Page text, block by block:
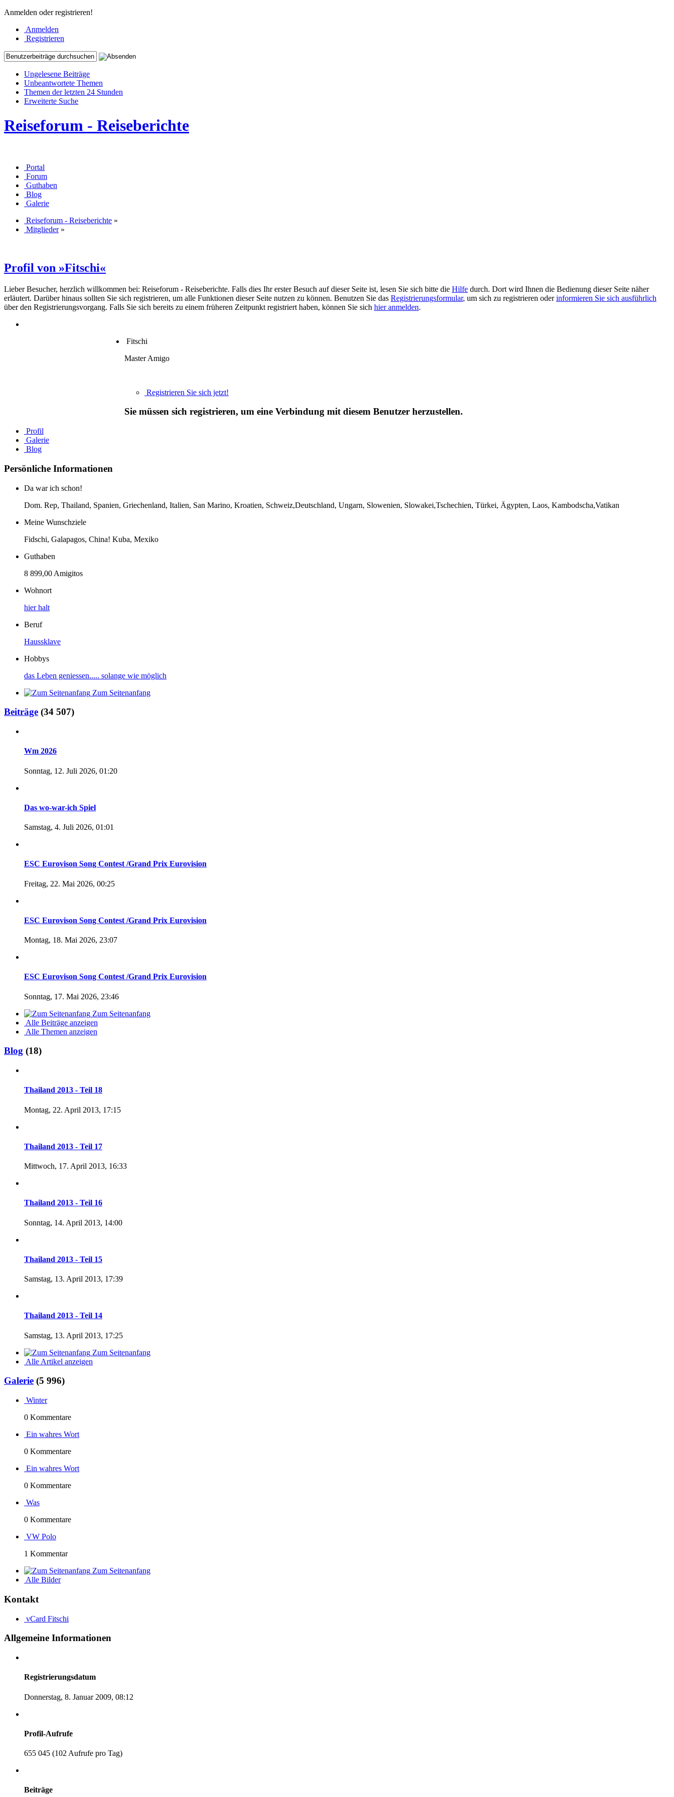
Anmelden oder registrieren!
Anmelden
Registrieren
Ungelesene Beiträge
Unbeantwortete Themen
Themen der letzten 24 Stunden
Erweiterte Suche
Reiseforum - Reiseberichte
Portal
Forum
Guthaben
Blog
Galerie
Reiseforum - Reiseberichte »
Mitglieder»
Profil von »Fitschi«
Lieber Besucher, herzlich willkommen bei: Reiseforum - Reiseberichte. Falls dies Ihr erster Besuch auf dieser Seite ist, lesen Sie sich bitte die Hilfe durch. Dort wird Ihnen die Bedienung dieser Seite näher
erläutert. Darüber hinaus sollten Sie sich registrieren, um alle Funktionen dieser Seite nutzen zu können. Benutzen Sie das Registrierungsformular, um sich zu registrieren oderinformieren Sie sich ausführlich
über den Registrierungsvorgang. Falls Sie sich bereits zu einem früheren Zeitpunkt registriert haben, können Sie sich hier anmelden.
Fitschi
Master Amigo
Registrieren Sie sich jetzt!
Sie müssen sich registrieren, um eine Verbindung mit diesem Benutzer herzustellen.
Profil
Galerie
Blog
Persönliche Informationen
Da war ich schon!
Dom. Rep, Thailand, Spanien, Griechenland, Italien, San Marino, Kroatien, Schweiz,Deutschland, Ungarn, Slowenien, Slowakei,Tschechien, Türkei, Ägypten, Laos, Kambodscha,Vatikan
Meine Wunschziele
Fidschi, Galapagos, China! Kuba, Mexiko
Guthaben
8 899,00 Amigitos
Wohnort
hier halt
Beruf
Haussklave
Hobbys
das Leben geniessen..... solange wie möglich
Zum Seitenanfang
Beiträge (34 507)
Wm 2026
Sonntag, 12. Juli 2026, 01:20
Das wo-war-ich Spiel
Samstag, 4. Juli 2026, 01:01
ESC Eurovison Song Contest /Grand Prix Eurovision
Freitag, 22. Mai 2026, 00:25
ESC Eurovison Song Contest /Grand Prix Eurovision
Montag, 18. Mai 2026, 23:07
ESC Eurovison Song Contest /Grand Prix Eurovision
Sonntag, 17. Mai 2026, 23:46
Zum Seitenanfang
Alle Beiträge anzeigen
Alle Themen anzeigen
Blog (18)
Thailand 2013 - Teil 18
Montag, 22. April 2013, 17:15
Thailand 2013 - Teil 17
Mittwoch, 17. April 2013, 16:33
Thailand 2013 - Teil 16
Sonntag, 14. April 2013, 14:00
Thailand 2013 - Teil 15
Samstag, 13. April 2013, 17:39
Thailand 2013 - Teil 14
Samstag, 13. April 2013, 17:25
Zum Seitenanfang
Alle Artikel anzeigen
Galerie (5 996)
Winter
0 Kommentare
Ein wahres Wort
0 Kommentare
Ein wahres Wort
0 Kommentare
Was
0 Kommentare
VW Polo
1 Kommentar
Zum Seitenanfang
Alle Bilder
Kontakt
vCard Fitschi
Allgemeine Informationen
Registrierungsdatum
Donnerstag, 8. Januar 2009, 08:12
Profil-Aufrufe
655 045 (102 Aufrufe pro Tag)
Beiträge